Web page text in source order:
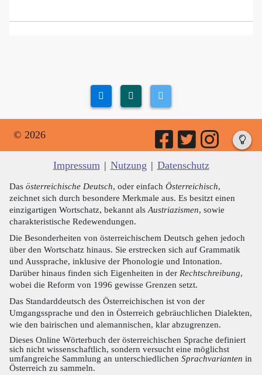
© 2026
Impressum | Nutzung | Datenschutz
Das österreichische Deutsch, oder einfach Österreichisch,
zeichnet sich durch besondere Merkmale aus. Es besitzt einen
einzigartigen Wortschatz, bekannt als Austriazismen, sowie
charakteristische Redewendungen.
Die Besonderheiten von österreichischem Deutsch gehen jedoch
über den Wortschatz hinaus. Sie erstrecken sich auf Grammatik
und Aussprache, inklusive der Phonologie und Intonation.
Darüber hinaus finden sich Eigenheiten in der Rechtschreibung,
wobei die Reform von 1996 gewisse Grenzen setzt.
Das Standarddeutsch des Österreichischen ist von der
Umgangssprache und den in Österreich gebräuchlichen Dialekten,
wie den bairischen und alemannischen, klar abzugrenzen.
Dieses Online Wörterbuch der österreichischen Sprache definiert
sich nicht wissenschaftlich, sondern versucht eine möglichst
umfangreiche Sammlung an unterschiedlichen Sprachvarianten in
Österreich zu sammeln.